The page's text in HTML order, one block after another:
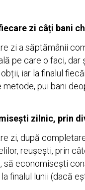
zi câți bani
zi a săptămânii
pe care o faci, dar
iar la finalul
metode, pui bani
zilnic, prin
zi, după
reușești, prin
să economisești
finalul lunii (dacă